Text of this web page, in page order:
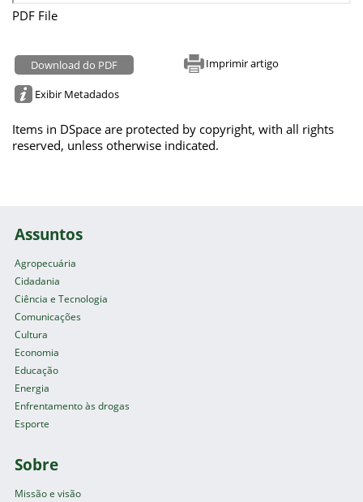
PDF File
Download do PDF Imprimir artigo
Exibir Metadados
Items in DSpace are protected by copyright, with all rights
reserved, unless otherwise indicated.
Assuntos
Agropecuária
Cidadania
Ciência e Tecnologia
Comunicações
Cultura
Economia
Educação
Energia
Enfrentamento às drogas
Esporte
Sobre
Missão e visão